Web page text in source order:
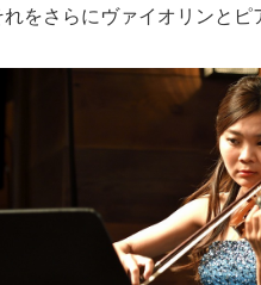
をさらにヴァイオリンとピ